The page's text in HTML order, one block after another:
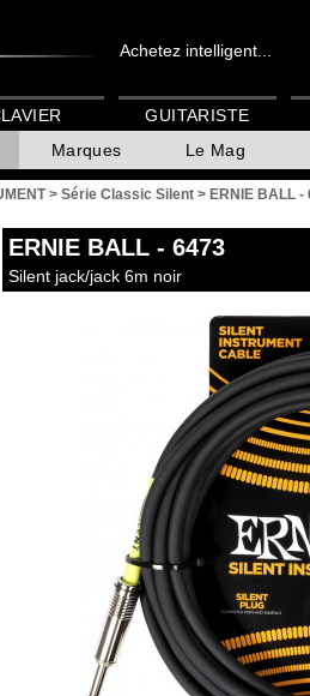
Achetez intelligent...
Marques Le Mag
GUITARISTE
> Série Classic Silent > ERNIE BALL -
ERNIE BALL - 6473
Silent jack/jack 6m noir